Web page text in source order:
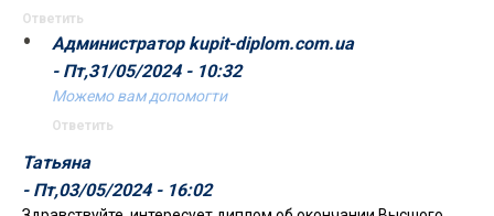
Ответить
Администратор kupit-diplom.com.ua
- Пт,31/05/2024 - 10:32
Можемо вам допомогти
Ответить
Татьяна
- Пт,03/05/2024 - 16:02